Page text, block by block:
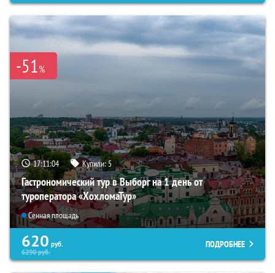
-51%
17:11:03 Купили:5
Гастрономический тур в Выборг на 1 день от
туроператора «ХохломаТур»
Сенная площадь
620 руб.
6290руб.
ПОДРОБНЕЕ